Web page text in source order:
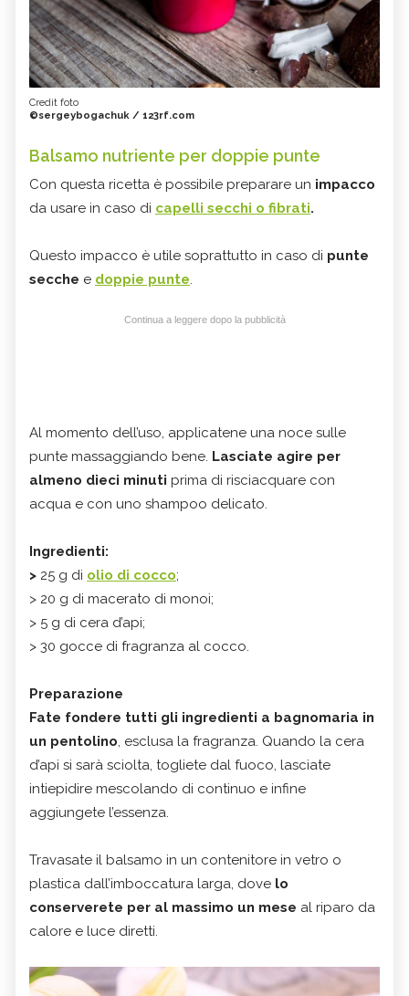
Credit foto
©sergeybogachuk / 123rf.com
Balsamo nutriente per doppie punte
Con questa ricetta è possibile preparare un impacco
da usare in caso di capelli secchi o fibrati.
Questo impacco è utile soprattutto in caso di punte
secche e doppie punte.
Continua a leggere dopo la pubblicità
Al momento dell’uso, applicatene una noce sulle
punte massaggiando bene. Lasciate agire per
almeno dieci minuti prima di risciacquare con
acqua e con uno shampoo delicato.
Ingredienti:
> 25 g di olio di cocco;
> 20 g di macerato di monoi;
> 5 g di cera d’api;
> 30 gocce di fragranza al cocco.
Preparazione
Fate fondere tutti gli ingredienti a bagnomaria in
un pentolino, esclusa la fragranza. Quando la cera
d’api si sarà sciolta, togliete dal fuoco, lasciate
intiepidire mescolando di continuo e infine
aggiungete l’essenza.
Travasate il balsamo in un contenitore in vetro o
plastica dall’imboccatura larga, dove lo
conserverete per al massimo un mese al riparo da
calore e luce diretti.